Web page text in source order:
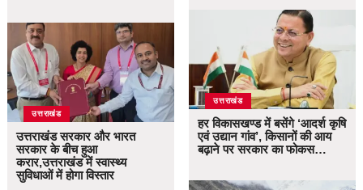
उत्तराखंड
उत्तराखंड सरकार और भारत
सरकार के बीच हुआ
करार,उत्तराखंड में स्वास्थ्य
सुविधाओं में होगा विस्तार
उत्तराखंड
हर विकासखण्ड में बसेंगे ‘आदर्श कृषि
एवं उद्यान गांव’, किसानों की आय
बढ़ाने पर सरकार का फोकस…